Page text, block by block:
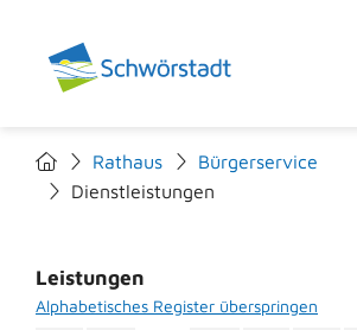
Rathaus
Bürgerservice
Dienstleistungen
Leistungen
Alphabetisches Register überspringen